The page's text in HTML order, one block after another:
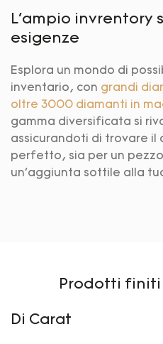
L'ampio invrentory
esigenze
Esplora un mondo di
inventario, con grandi
oltre 3000 diamanti in
gamma diversificata si
assicurandoti di trovare
perfetto, sia per un
un'aggiunta sottile alla
Prodotti finiti
Di Carat